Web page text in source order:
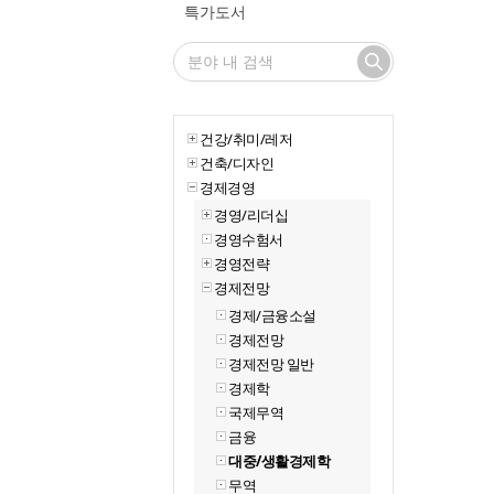
특가도서
건강/취미/레저
건축/디자인
경제경영
경영/리더십
경영수험서
경영전략
경제전망
경제/금융소설
경제전망
경제전망 일반
경제학
국제무역
금융
대중/생활경제학
무역